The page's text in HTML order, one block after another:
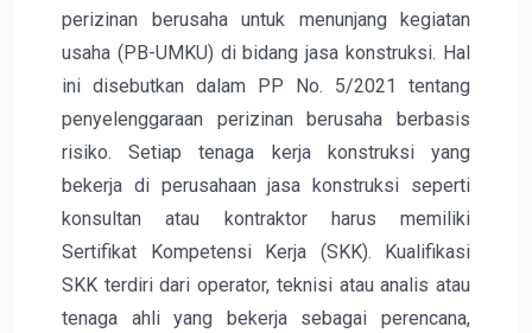
perizinan berusaha untuk menunjang kegiatan
usaha (PB-UMKU) di bidang jasa konstruksi. Hal
ini disebutkan dalam PP No. 5/2021 tentang
penyelenggaraan perizinan berusaha berbasis
risiko. Setiap tenaga kerja konstruksi yang
bekerja di perusahaan jasa konstruksi seperti
konsultan atau kontraktor harus memiliki
Sertifikat Kompetensi Kerja (SKK). Kualifikasi
SKK terdiri dari operator, teknisi atau analis atau
tenaga ahli yang bekerja sebagai perencana,